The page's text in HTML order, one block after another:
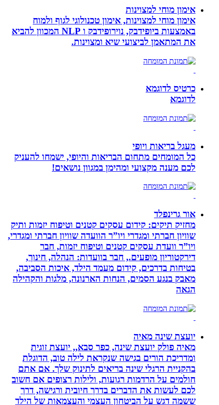
אימון מוחי למצוינות
אימון מוחי למצוינות, אימון טכנולוגי לגוף ולמוח
באמצעות ביופידבק, נוירופידבק ו NLP המכוון להביא
את המתאמן לביצועי שיא ומצוינות.
כרטיס לדוגמא
לדוגמא
מעגל בריאות ויופי
כל המומחים מתחום הבריאות והיופי, ישמחו להעניק
לכם מענה מקצועי ומהימן במגוון נושאים!
אור גרינפלד
מחזיק תיקים: קידום עסקים קטנים וטיפוח יזמות ותיק
שוויון חברתי ומגדרי ויו”ר הוועדה שוויון חברתי ומגדרי,
ויו”ר וועדת עסקים קטנים וטיפוח יזמות, חבר
דירקטוריון מופעים., חבר בוועדות: הנהלה, חינוך,
בטיחות בדרכים, קידום מעמד הילד, איכות הסביבה,
מאבק בנגע הסמים, הנחות הארנונה, מלגות והקהילה
הגאה
יועצת שינה מאיה
מאיה פולק יועצת שינה, כפר סבא,, יועצת זוגית
ומדריכת הורים בגישה שנקראת לילה טוב, הדוגלת
בהקניית הרגלי שינה בריאים לתינוק שלך. אם אתם
חולמים על הרדמות רגועות, ולילות רצופים אם חשוב
לכם לעשות את הדברים בדרך חיובית ורגישה, דרך
ששמה דגש על הביטחון העצמי והעצמאות של הילד